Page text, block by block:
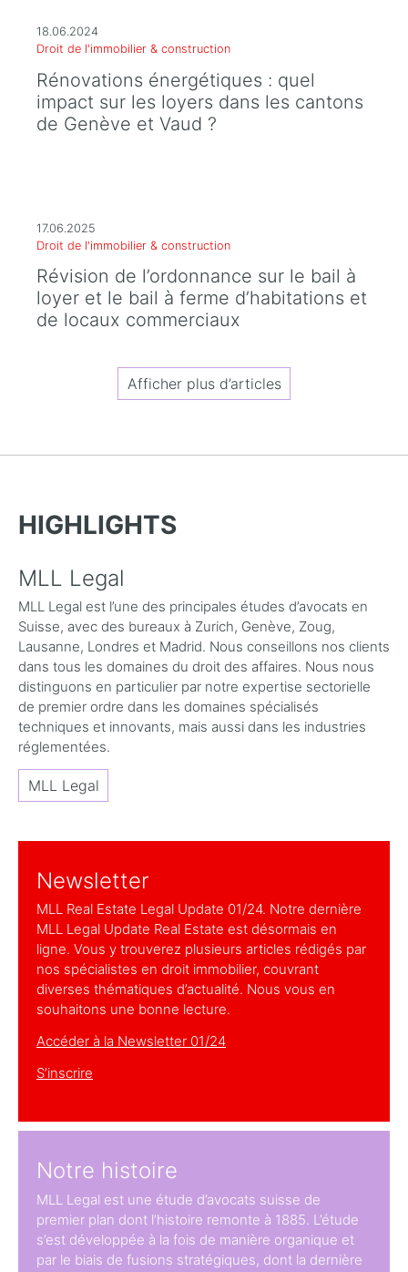
18.06.2024
Droit de l'immobilier & construction
Rénovations énergétiques : quel
impact sur les loyers dans les cantons
de Genève et Vaud ?
17.06.2025
Droit de l'immobilier & construction
Révision de l’ordonnance sur le bail à
loyer et le bail à ferme d’habitations et
de locaux commerciaux
Afficher plus d’articles
HIGHLIGHTS
MLL Legal
MLL Legal est l’une des principales études d’avocats en
Suisse, avec des bureaux à Zurich, Genève, Zoug,
Lausanne, Londres et Madrid. Nous conseillons nos clients
dans tous les domaines du droit des affaires. Nous nous
distinguons en particulier par notre expertise sectorielle
de premier ordre dans les domaines spécialisés
techniques et innovants, mais aussi dans les industries
réglementées.
MLL Legal
Newsletter
MLL Real Estate Legal Update 01/24. Notre dernière
MLL Legal Update Real Estate est désormais en
ligne. Vous y trouverez plusieurs articles rédigés par
nos spécialistes en droit immobilier, couvrant
diverses thématiques d’actualité. Nous vous en
souhaitons une bonne lecture.
Accéder à la Newsletter 01/24
S’inscrire
Notre histoire
MLL Legal est une étude d’avocats suisse de
premier plan dont l’histoire remonte à 1885. L’étude
s’est développée à la fois de manière organique et
par le biais de fusions stratégiques, dont la dernière